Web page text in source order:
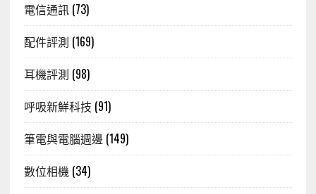
電信通訊(73)
配件評測 (169)
耳機評測 (98)
呼吸新鮮科技 (91)
筆電與電腦週邊 (149)
數位相機(34)